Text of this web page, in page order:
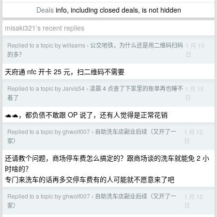
Dealsinfo, including closed deals, is not hidden
misaki321's recent replies
Replied to a topic by willsams › 公交地铁，为什么还是用二维码扫码
的多？
1 月 15
日
天府通 nfc 开卡 25 元，扫二维码不需要
Replied to a topic by Jarvis54 › 凌晨 4 点查了下家里的账单再也睡不
着了
1 月 15
日
🐢🐢，都负债不敢跟 OP 说了，还有人觉得是正常花销
Replied to a topic by ghwolf007 › 自助洗车店副业后续（又开了一
家）
1 月 12
日
还请教个问题，商场停车费怎么搞定的？跟商场谈的洗车就能免 2 小
时啥的？
专门来洗车的话再多交停车费有的人可能就不愿意来了吧
Replied to a topic by ghwolf007 › 自助洗车店副业后续（又开了一
家）
1 月 12
日